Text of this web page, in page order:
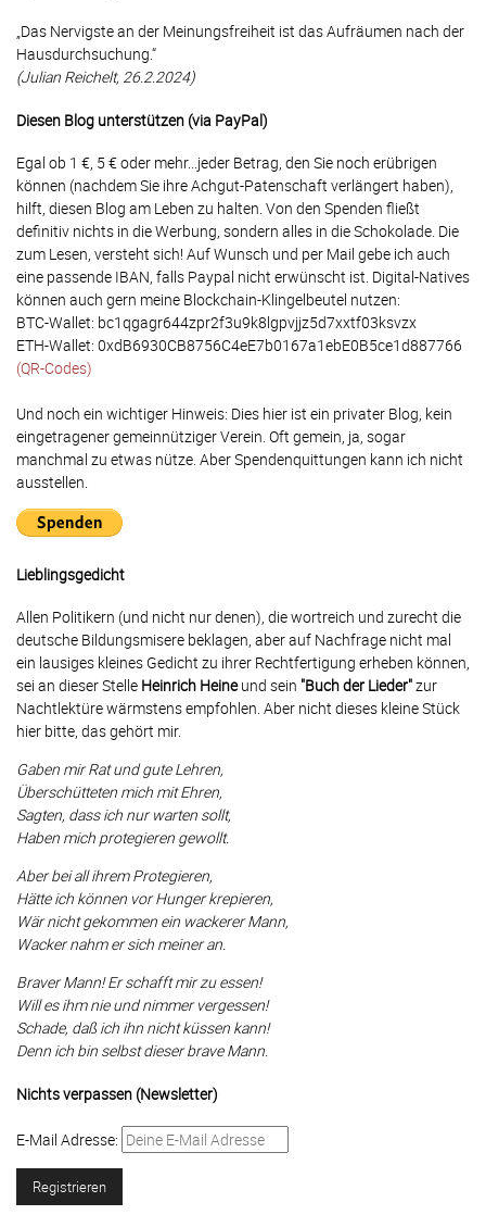
„Das Nervigste an der Meinungsfreiheit ist das Aufräumen nach der
Hausdurchsuchung.“
(Julian Reichelt, 26.2.2024)
Diesen Blog unterstützen (via PayPal)
Egal ob 1 €, 5 € oder mehr...jeder Betrag, den Sie noch erübrigen
können (nachdem Sie ihre Achgut-Patenschaft verlängert haben),
hilft, diesen Blog am Leben zu halten. Von den Spenden fließt
definitiv nichts in die Werbung, sondern alles in die Schokolade. Die
zum Lesen, versteht sich! Auf Wunsch und per Mail gebe ich auch
eine passende IBAN, falls Paypal nicht erwünscht ist. Digital-Natives
können auch gern meine Blockchain-Klingelbeutel nutzen:
BTC-Wallet: bc1qgagr644zpr2f3u9k8lgpvjjz5d7xxtf03ksvzx
ETH-Wallet: 0xdB6930CB8756C4eE7b0167a1ebE0B5ce1d887766
(QR-Codes)
Und noch ein wichtiger Hinweis: Dies hier ist ein privater Blog, kein
eingetragener gemeinnütziger Verein. Oft gemein, ja, sogar
manchmal zu etwas nütze. Aber Spendenquittungen kann ich nicht
ausstellen.
Lieblingsgedicht
Allen Politikern (und nicht nur denen), die wortreich und zurecht die
deutsche Bildungsmisere beklagen, aber auf Nachfrage nicht mal
ein lausiges kleines Gedicht zu ihrer Rechtfertigung erheben können,
sei an dieser Stelle Heinrich Heineund sein "Buch der Lieder"zur
Nachtlektüre wärmstens empfohlen. Aber nicht dieses kleine Stück
hier bitte, das gehört mir.
Gaben mir Rat und gute Lehren,
Überschütteten mich mit Ehren,
Sagten, dass ich nur warten sollt,
Haben mich protegieren gewollt.
Aber bei all ihrem Protegieren,
Hätte ich können vor Hunger krepieren,
Wär nicht gekommen ein wackerer Mann,
Wacker nahm er sich meiner an.
Braver Mann! Er schafft mir zu essen!
Will es ihm nie und nimmer vergessen!
Schade, daß ich ihn nicht küssen kann!
Denn ich bin selbst dieser brave Mann.
Nichts verpassen (Newsletter)
E-Mail Adresse: